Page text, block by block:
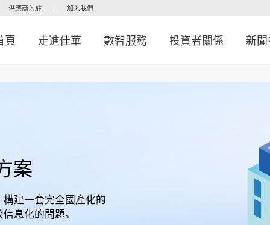
供應商入駐 加入我們
頁 走進佳華 數智服務 投資者關係 新
案
建一套完全國產化的
息化的問題。